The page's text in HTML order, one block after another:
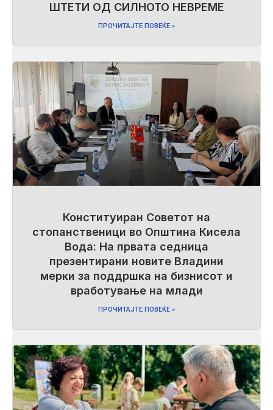
ШТЕТИ ОД СИЛНОТО НЕВРЕМЕ
ПРОЧИТАЈТЕ ПОВЕЌЕ »
Конституиран Советот на
стопанственици во Општина Кисела
Вода: На првата седница
презентирани новите Владини
мерки за поддршка на бизнисот и
вработување на млади
ПРОЧИТАЈТЕ ПОВЕЌЕ »